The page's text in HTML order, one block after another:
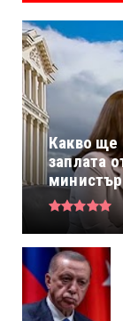
Какво ще
заплата